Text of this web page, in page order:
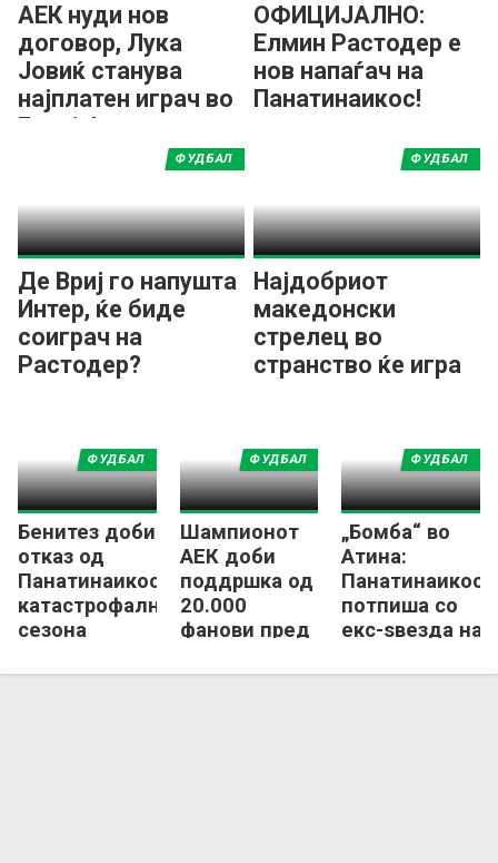
АЕК нуди нов
договор, Лука
Јовиќ станува
најплатен играч во
Грција!
ОФИЦИЈАЛНО:
Елмин Растодер е
нов напаѓач на
Панатинаикос!
Де Вриј го напушта
Интер, ќе биде
соиграч на
Растодер?
ФУДБАЛ
Најдобриот
македонски
стрелец во
странство ќе игра
ФУДБАЛ
Бенитез доби
отказ од
Панатинаикос по
катастрофалната
сезона
ФУДБАЛ
Шампионот
АЕК доби
поддршка од
20.000
фанови пред
Олимпијакос!
ФУДБАЛ
„Бомба“ во
Атина:
Панатинаикос
потпиша со
екс-ѕвезда на
ФУДБАЛ